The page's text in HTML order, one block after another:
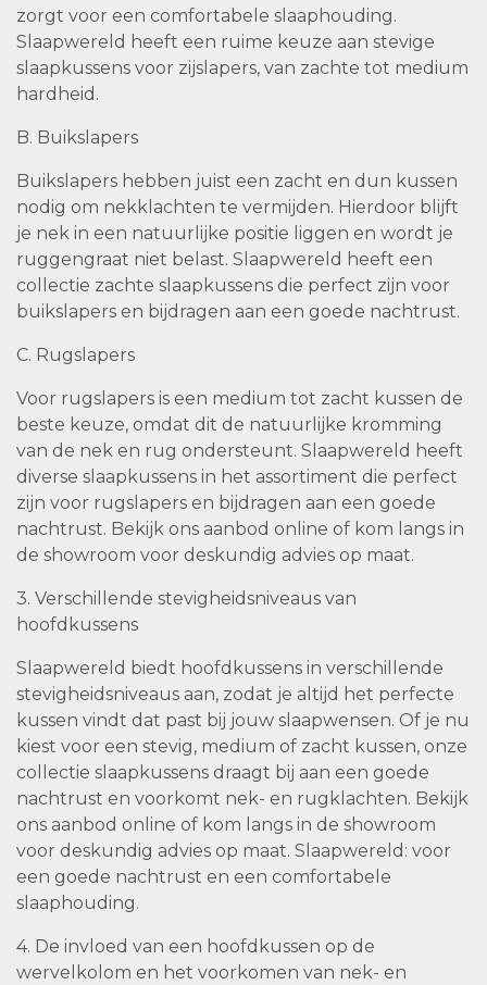
zorgt voor een comfortabele slaaphouding.
Slaapwereld heeft een ruime keuze aan stevige
slaapkussens voor zijslapers, van zachte tot medium
hardheid.
B. Buikslapers
Buikslapers hebben juist een zacht en dun kussen
nodig om nekklachten te vermijden. Hierdoor blijft
je nek in een natuurlijke positie liggen en wordt je
ruggengraat niet belast. Slaapwereld heeft een
collectie zachte slaapkussens die perfect zijn voor
buikslapers en bijdragen aan een goede nachtrust.
C. Rugslapers
Voor rugslapers is een medium tot zacht kussen de
beste keuze, omdat dit de natuurlijke kromming
van de nek en rug ondersteunt. Slaapwereld heeft
diverse slaapkussens in het assortiment die perfect
zijn voor rugslapers en bijdragen aan een goede
nachtrust. Bekijk ons aanbod online of kom langs in
de showroom voor deskundig advies op maat.
3. Verschillende stevigheidsniveaus van
hoofdkussens
Slaapwereld biedt hoofdkussens in verschillende
stevigheidsniveaus aan, zodat je altijd het perfecte
kussen vindt dat past bij jouw slaapwensen. Of je nu
kiest voor een stevig, medium of zacht kussen, onze
collectie slaapkussens draagt bij aan een goede
nachtrust en voorkomt nek- en rugklachten. Bekijk
ons aanbod online of kom langs in de showroom
voor deskundig advies op maat. Slaapwereld: voor
een goede nachtrust en een comfortabele
slaaphouding.
4. De invloed van een hoofdkussen op de
wervelkolom en het voorkomen van nek- en